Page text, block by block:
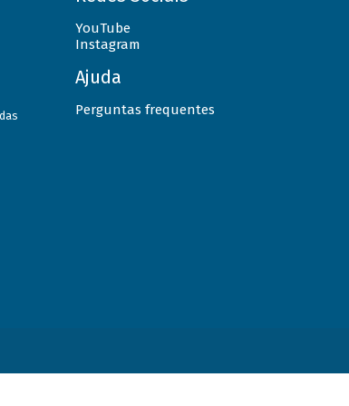
YouTube
Instagram
Ajuda
Perguntas frequentes